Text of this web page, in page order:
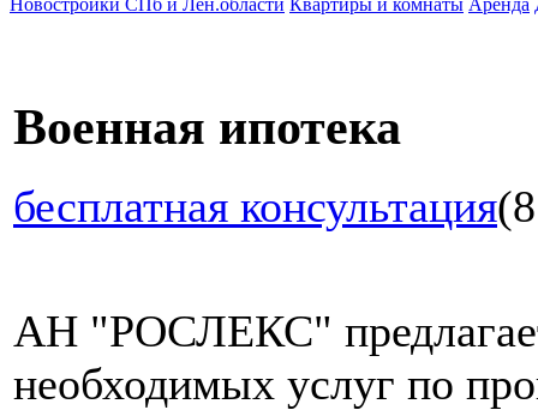
Военная ипотека
бесплатная консультация
АН "РОСЛЕКС"
необходимых услуг по